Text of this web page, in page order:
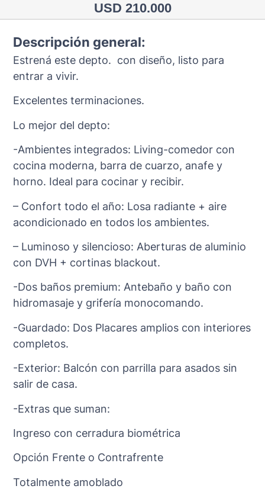
USD 210.000
Descripción general:
Estrená este depto. con diseño, listo para
entrar a vivir.
Excelentes terminaciones.
Lo mejor del depto:
-Ambientes integrados: Living-comedor con
cocina moderna, barra de cuarzo, anafe y
horno. Ideal para cocinar y recibir.
– Confort todo el año: Losa radiante + aire
acondicionado en todos los ambientes.
– Luminoso y silencioso: Aberturas de aluminio
con DVH + cortinas blackout.
-Dos baños premium: Antebaño y baño con
hidromasaje y grifería monocomando.
-Guardado: Dos Placares amplios con interiores
completos.
-Exterior: Balcón con parrilla para asados sin
salir de casa.
-Extras que suman:
Ingreso con cerradura biométrica
Opción Frente o Contrafrente
Totalmente amoblado